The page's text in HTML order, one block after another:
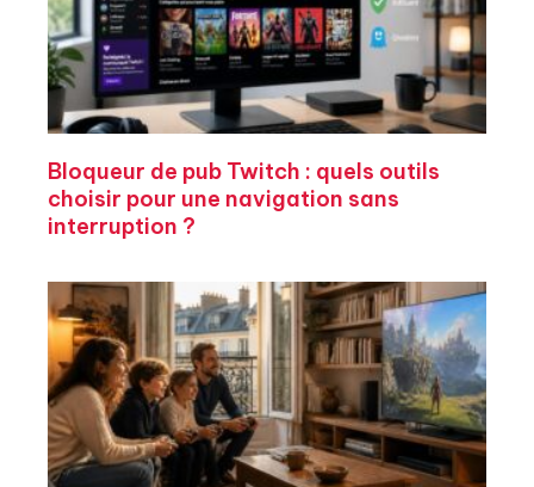
Bloqueur de pub Twitch : quels outils
choisir pour une navigation sans
interruption ?